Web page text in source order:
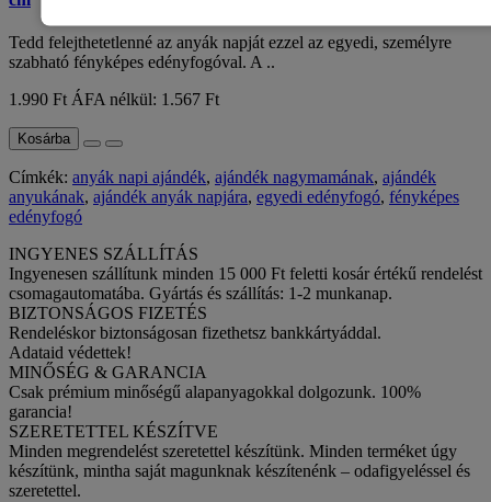
Tedd felejthetetlenné az anyák napját ezzel az egyedi, személyre
szabható fényképes edényfogóval. A ..
1.990 Ft ÁFA nélkül: 1.567 Ft
Kosárba
Címkék: anyák napi ajándék, ajándék nagymamának, ajándék
anyukának, ajándék anyák napjára, egyedi edényfogó, fényképes
edényfogó
INGYENES SZÁLLÍTÁS
Ingyenesen szállítunk minden 15 000 Ft feletti kosár értékű rendelést
csomagautomatába. Gyártás és szállítás: 1-2 munkanap.
BIZTONSÁGOS FIZETÉS
Rendeléskor biztonságosan fizethetsz bankkártyáddal.
Adataid védettek!
MINŐSÉG & GARANCIA
Csak prémium minőségű alapanyagokkal dolgozunk. 100%
garancia!
SZERETETTEL KÉSZÍTVE
Minden megrendelést szeretettel készítünk. Minden terméket úgy
készítünk, mintha saját magunknak készítenénk – odafigyeléssel és
szeretettel.